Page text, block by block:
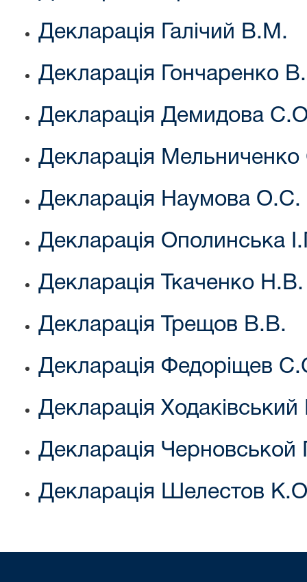
Декларація Галічий В.М.
Декларація Гончаренко
Декларація Демидова
Декларація
Декларація Наумова О.С.
Декларація Ополинська
Декларація Ткаченко Н.В.
Декларація Трещов В.В.
Декларація Федоріщев
Декларація
Декларація Черновськой
Декларація Шелестов